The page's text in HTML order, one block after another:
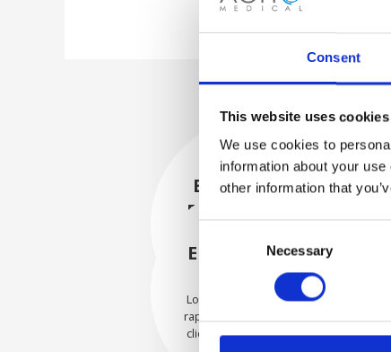
Consent
This website uses cookies
We use cookies to
information about your
other information that
Necessary
EMBALADO DE
FORMA SEGURA
empaqueta de forma segura
ENVIAMOS CON
CONFIANZA
Los pedidos se envían con
rapidez a nuestros valiosos
clientes en todo el mundo.